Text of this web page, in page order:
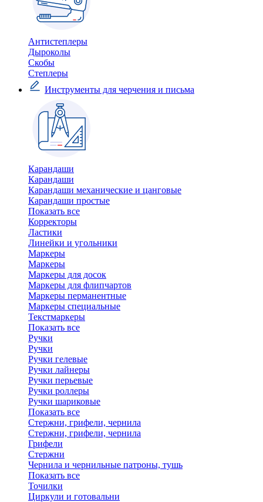
Антистеплеры
Дыроколы
Скобы
Степлеры
Инструменты для черчения и письма
Карандаши
Карандаши
Карандаши механические и цанговые
Карандаши простые
Показать все
Корректоры
Ластики
Линейки и угольники
Маркеры
Маркеры
Маркеры для досок
Маркеры для флипчартов
Маркеры перманентные
Маркеры специальные
Текстмаркеры
Показать все
Ручки
Ручки
Ручки гелевые
Ручки лайнеры
Ручки перьевые
Ручки роллеры
Ручки шариковые
Показать все
Стержни, грифели, чернила
Стержни, грифели, чернила
Грифели
Стержни
Чернила и чернильные патроны, тушь
Показать все
Точилки
Циркули и готовальни